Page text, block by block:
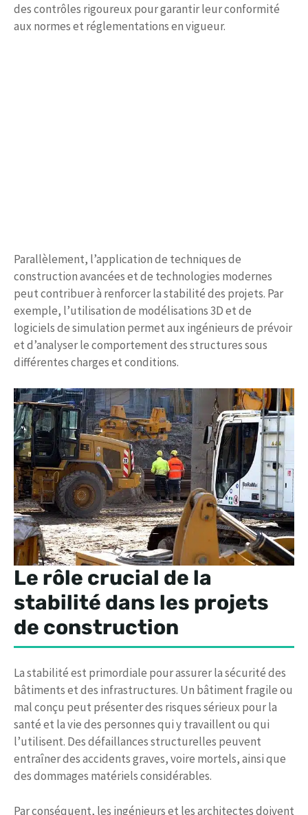
des contrôles rigoureux pour garantir leur conformité
aux normes et réglementations en vigueur.
Parallèlement, l’application de techniques de
construction avancées et de technologies modernes
peut contribuer à renforcer la stabilité des projets. Par
exemple, l’utilisation de modélisations 3D et de
logiciels de simulation permet aux ingénieurs de prévoir
et d’analyser le comportement des structures sous
différentes charges et conditions.
Le rôle crucial de la
stabilité dans les projets
de construction
La stabilité est primordiale pour assurer la sécurité des
bâtiments et des infrastructures. Un bâtiment fragile ou
mal conçu peut présenter des risques sérieux pour la
santé et la vie des personnes qui y travaillent ou qui
l’utilisent. Des défaillances structurelles peuvent
entraîner des accidents graves, voire mortels, ainsi que
des dommages matériels considérables.
Par conséquent, les ingénieurs et les architectes doivent